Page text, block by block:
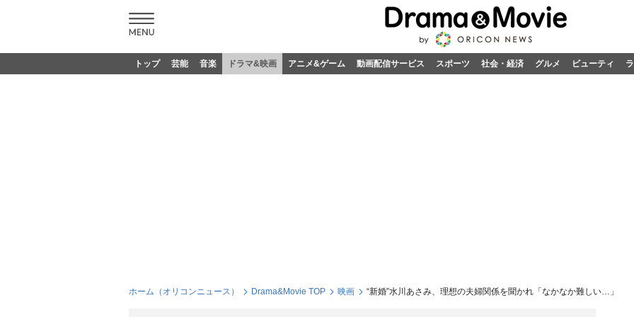
トップ 芸能 音楽 ドラマ&映画 アニメ&ゲーム 動画配信サービス スポーツ 社会・経済 グルメ ビューティ
ホーム（オリコンニュース） Drama&Movie TOP 映画 “新婚”水川あさみ、理想の夫婦関係を聞かれ「なかなか難しい…」